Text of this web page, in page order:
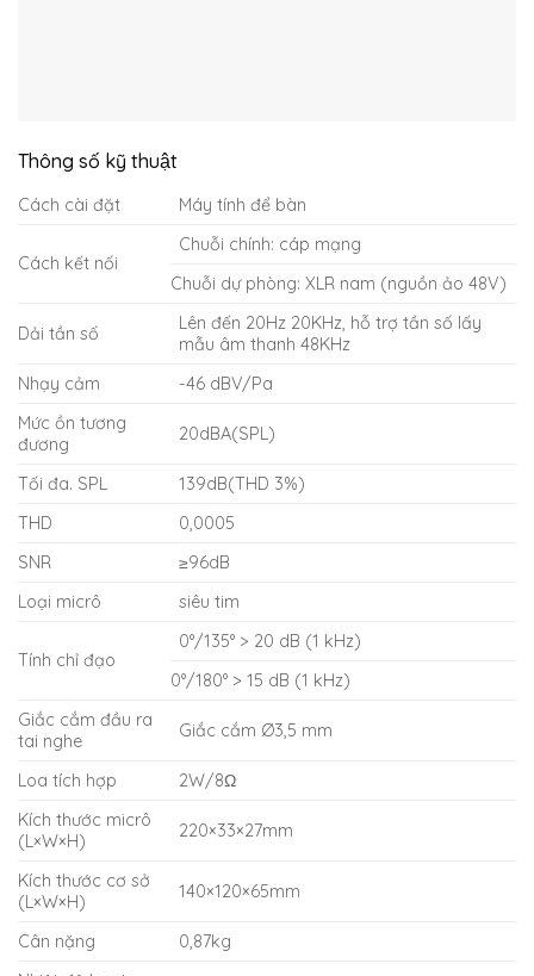
Thông số kỹ thuật
Cách cài đặt Máy tính để bàn
Cách kết nối
Chuỗi chính: cáp mạng
Chuỗi dự phòng: XLR nam (nguồn ảo 48V)
Dải tần số
Lên đến 20Hz 20KHz, hỗ trợ tần số lấy
mẫu âm thanh 48KHz
Nhạy cảm
-46 dBV/Pa
Mức ồn tương
đương
20dBA(SPL)
Tối đa. SPL
139dB(THD 3%)
THD
0,0005
SNR
≥96dB
Loại micrô
siêu tim
Tính chỉ đạo
0°/135° > 20 dB (1 kHz)
0°/180° > 15 dB (1 kHz)
Giắc cắm đầu ra
tai nghe
Giắc cắm Ø3,5 mm
Loa tích hợp
2W/8Ω
Kích thước micrô
(L×W×H)
220×33×27mm
Kích thước cơ sở
(L×W×H)
140×120×65mm
Cân nặng
0,87kg